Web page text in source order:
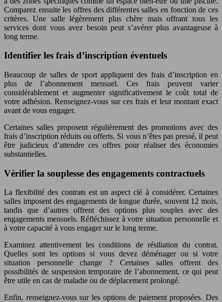
Comparez ensuite les offres des différentes salles en fonction de ces
critères. Une salle légèrement plus chère mais offrant tous les
services dont vous avez besoin peut s’avérer plus avantageuse à
long terme.
Identifier les frais d’inscription éventuels
Beaucoup de salles de sport appliquent des frais d’inscription en
plus de l’abonnement mensuel. Ces frais peuvent varier
considérablement et augmenter significativement le coût total de
votre adhésion. Renseignez-vous sur ces frais et leur montant exact
avant de vous engager.
Certaines salles proposent régulièrement des promotions avec des
frais d’inscription réduits ou offerts. Si vous n’êtes pas pressé, il peut
être judicieux d’attendre ces offres pour réaliser des économies
substantielles.
Vérifier la souplesse des engagements contractuels
La flexibilité des contrats est un aspect clé à considérer. Certaines
salles imposent des engagements de longue durée, souvent 12 mois,
tandis que d’autres offrent des options plus souples avec des
engagements mensuels. Réfléchissez à votre situation personnelle et
à votre capacité à vous engager sur le long terme.
Examinez attentivement les conditions de résiliation du contrat.
Quelles sont les options si vous devez déménager ou si votre
situation personnelle change ? Certaines salles offrent des
possibilités de suspension temporaire de l’abonnement, ce qui peut
être utile en cas de maladie ou de déplacement prolongé.
Enfin, renseignez-vous sur les options de paiement proposées. Des